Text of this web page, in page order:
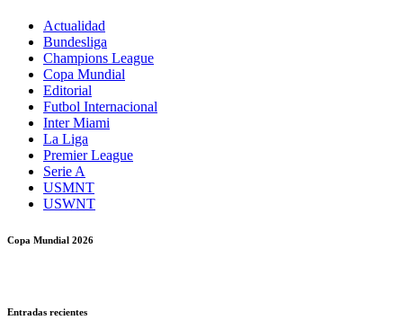
Actualidad
Bundesliga
Champions League
Copa Mundial
Editorial
Futbol Internacional
Inter Miami
La Liga
Premier League
Serie A
USMNT
USWNT
Copa Mundial 2026
Entradas recientes